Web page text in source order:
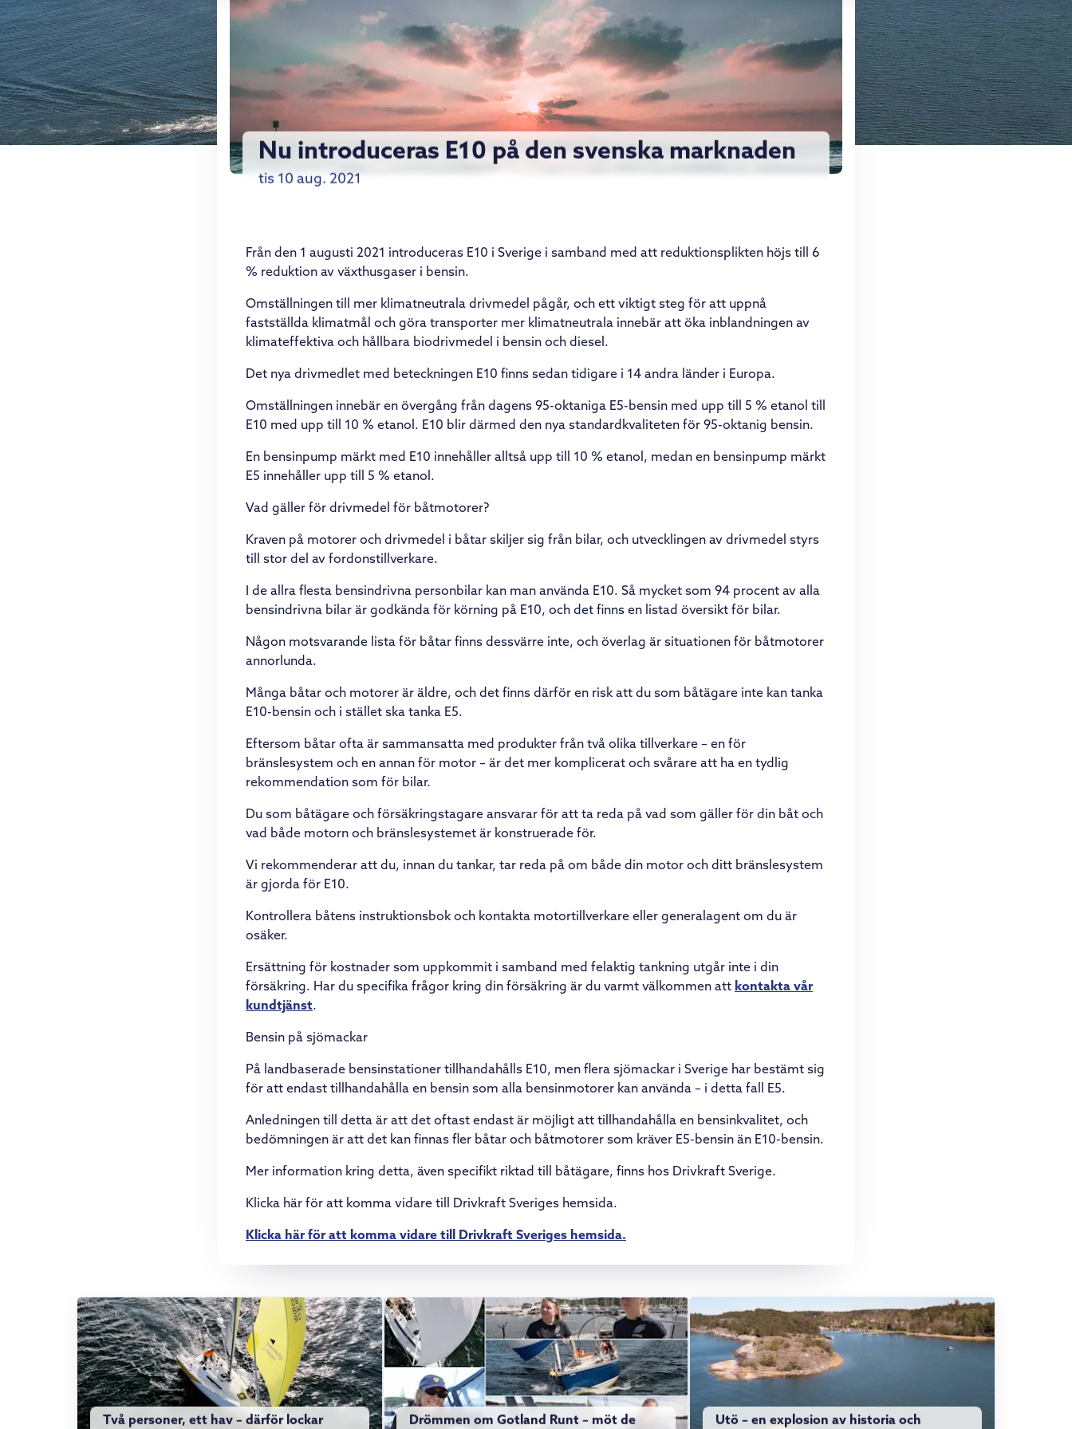
Nu introduceras E10 på den svenska marknaden
tis 10 aug. 2021
Från den 1 augusti 2021 introduceras E10 i Sverige i samband med att reduktionsplikten höjs till 6
% reduktion av växthusgaser i bensin.
Omställningen till mer klimatneutrala drivmedel pågår, och ett viktigt steg för att uppnå
fastställda klimatmål och göra transporter mer klimatneutrala innebär att öka inblandningen av
klimateffektiva och hållbara biodrivmedel i bensin och diesel.
Det nya drivmedlet med beteckningen E10 finns sedan tidigare i 14 andra länder i Europa.
Omställningen innebär en övergång från dagens 95-oktaniga E5-bensin med upp till 5 % etanol till
E10 med upp till 10 % etanol. E10 blir därmed den nya standardkvaliteten för 95-oktanig bensin.
En bensinpump märkt med E10 innehåller alltså upp till 10 % etanol, medan en bensinpump märkt
E5 innehåller upp till 5 % etanol.
Vad gäller för drivmedel för båtmotorer?
Kraven på motorer och drivmedel i båtar skiljer sig från bilar, och utvecklingen av drivmedel styrs
till stor del av fordonstillverkare.
I de allra flesta bensindrivna personbilar kan man använda E10. Så mycket som 94 procent av alla
bensindrivna bilar är godkända för körning på E10, och det finns en listad översikt för bilar.
Någon motsvarande lista för båtar finns dessvärre inte, och överlag är situationen för båtmotorer
annorlunda.
Många båtar och motorer är äldre, och det finns därför en risk att du som båtägare inte kan tanka
E10-bensin och i stället ska tanka E5.
Eftersom båtar ofta är sammansatta med produkter från två olika tillverkare – en för
bränslesystem och en annan för motor – är det mer komplicerat och svårare att ha en tydlig
rekommendation som för bilar.
Du som båtägare och försäkringstagare ansvarar för att ta reda på vad som gäller för din båt och
vad både motorn och bränslesystemet är konstruerade för.
Vi rekommenderar att du, innan du tankar, tar reda på om både din motor och ditt bränslesystem
är gjorda för E10.
Kontrollera båtens instruktionsbok och kontakta motortillverkare eller generalagent om du är
osäker.
Ersättning för kostnader som uppkommit i samband med felaktig tankning utgår inte i din
försäkring. Har du specifika frågor kring din försäkring är du varmt välkommen att kontakta vår
kundtjänst.
Bensin på sjömackar
På landbaserade bensinstationer tillhandahålls E10, men flera sjömackar i Sverige har bestämt sig
för att endast tillhandahålla en bensin som alla bensinmotorer kan använda – i detta fall E5.
Anledningen till detta är att det oftast endast är möjligt att tillhandahålla en bensinkvalitet, och
bedömningen är att det kan finnas fler båtar och båtmotorer som kräver E5-bensin än E10-bensin.
Mer information kring detta, även specifikt riktad till båtägare, finns hos Drivkraft Sverige.
Klicka här för att komma vidare till Drivkraft Sveriges hemsida.
Klicka här för att komma vidare till Drivkraft Sveriges hemsida.
Två personer, ett hav – därför lockar
Drömmen om Gotland Runt – möt de
Utö – en explosion av historia och